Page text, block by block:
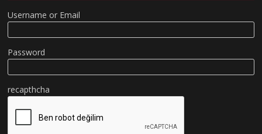
Username or Email
Password
recapthcha